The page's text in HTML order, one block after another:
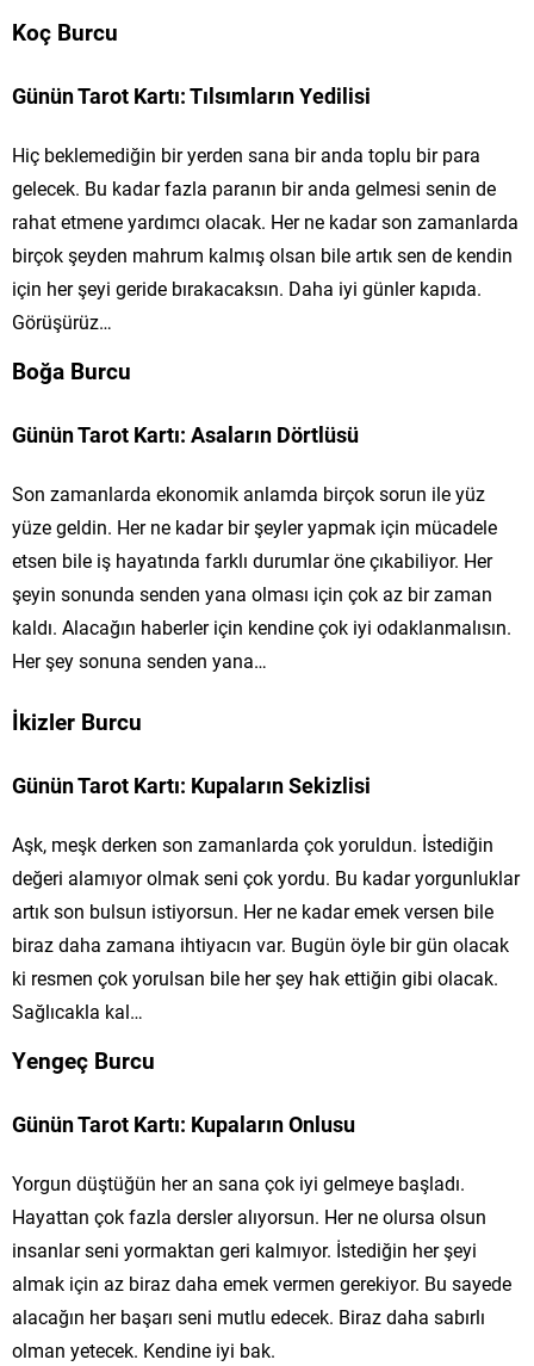
Koç Burcu
Günün Tarot Kartı: Tılsımların Yedilisi
Hiç beklemediğin bir yerden sana bir anda toplu bir para
gelecek. Bu kadar fazla paranın bir anda gelmesi senin de
rahat etmene yardımcı olacak. Her ne kadar son zamanlarda
birçok şeyden mahrum kalmış olsan bile artık sen de kendin
için her şeyi geride bırakacaksın. Daha iyi günler kapıda.
Görüşürüz…
Boğa Burcu
Günün Tarot Kartı: Asaların Dörtlüsü
Son zamanlarda ekonomik anlamda birçok sorun ile yüz
yüze geldin. Her ne kadar bir şeyler yapmak için mücadele
etsen bile iş hayatında farklı durumlar öne çıkabiliyor. Her
şeyin sonunda senden yana olması için çok az bir zaman
kaldı. Alacağın haberler için kendine çok iyi odaklanmalısın.
Her şey sonuna senden yana…
İkizler Burcu
Günün Tarot Kartı: Kupaların Sekizlisi
Aşk, meşk derken son zamanlarda çok yoruldun. İstediğin
değeri alamıyor olmak seni çok yordu. Bu kadar yorgunluklar
artık son bulsun istiyorsun. Her ne kadar emek versen bile
biraz daha zamana ihtiyacın var. Bugün öyle bir gün olacak
ki resmen çok yorulsan bile her şey hak ettiğin gibi olacak.
Sağlıcakla kal…
Yengeç Burcu
Günün Tarot Kartı: Kupaların Onlusu
Yorgun düştüğün her an sana çok iyi gelmeye başladı.
Hayattan çok fazla dersler alıyorsun. Her ne olursa olsun
insanlar seni yormaktan geri kalmıyor. İstediğin her şeyi
almak için az biraz daha emek vermen gerekiyor. Bu sayede
alacağın her başarı seni mutlu edecek. Biraz daha sabırlı
olman yetecek. Kendine iyi bak.